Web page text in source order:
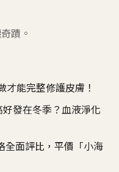
蹟。
能完整修護皮膚！
好發在冬季？血液淨化
全面評比，平價「小海